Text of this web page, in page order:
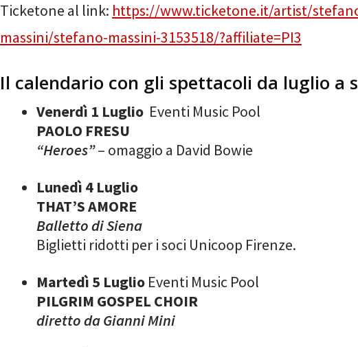
Ticketone al link: https://www.ticketone.it/artist/
massini/stefano-massini-3153518/?affiliate=PI3
Il calendario con gli spettacoli da luglio a
Venerdì 1 Luglio Eventi Music Pool
PAOLO FRESU
“Heroes”– omaggio a David Bowie
Lunedì 4 Luglio
THAT’S AMORE
Balletto di Siena
Biglietti ridotti per i soci Unicoop Firenze.
Martedì 5 Luglio Eventi Music Pool
PILGRIM GOSPEL CHOIR
diretto da Gianni Mini